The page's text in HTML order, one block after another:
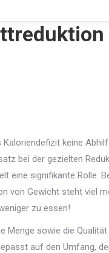
Kaloriendefizit keine
bei der gezielten
eine signifikante Rolle.
von Gewicht steht viel
zu essen!
Menge sowie die
auf den Umfang,